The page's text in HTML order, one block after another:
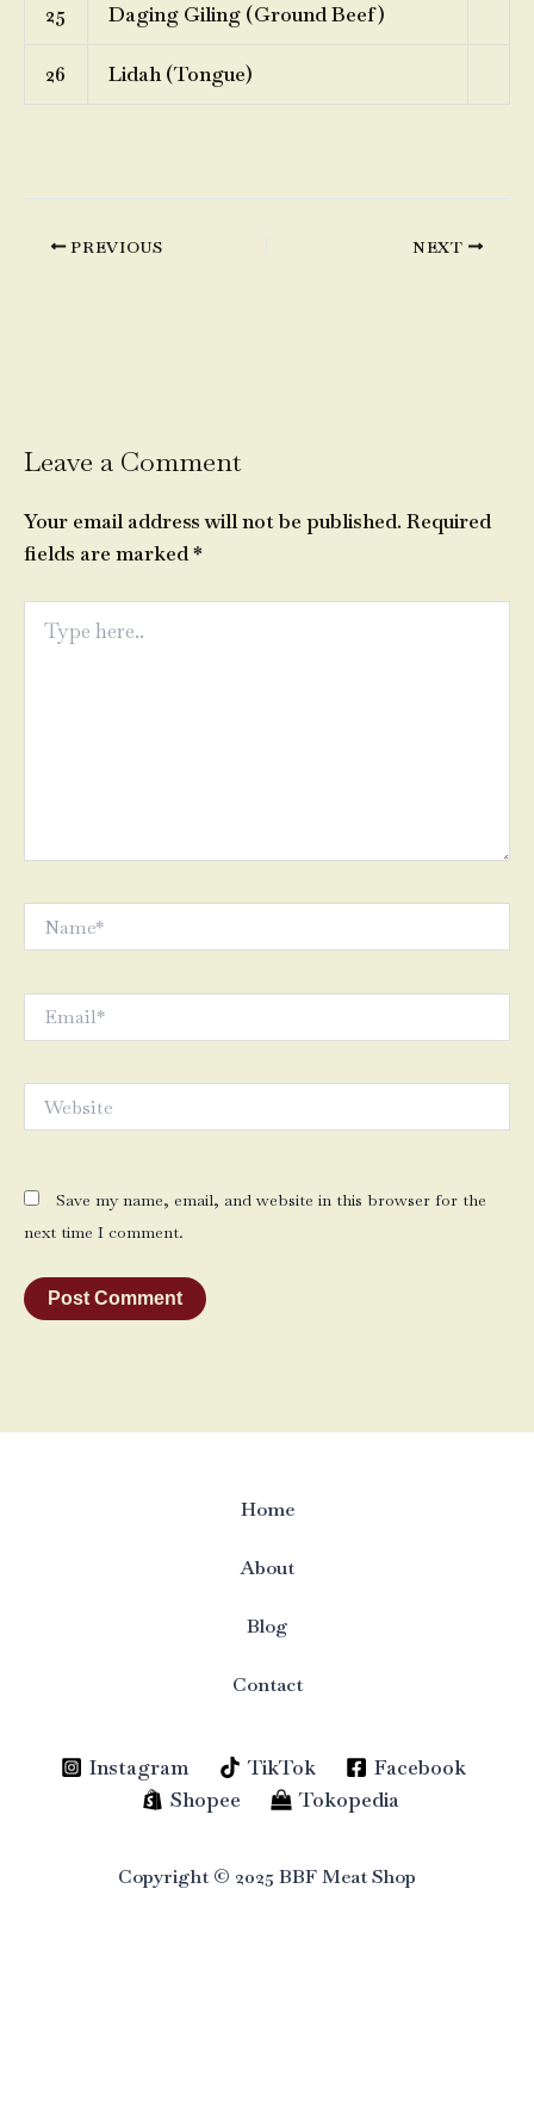
25 Daging Giling (Ground Beef)
26 Lidah (Tongue)
PREVIOUS NEXT
Leave a Comment
Your email address will not be published. Required
fields are marked*
here..
Save my name, email, and website in this browser for the
next time I comment.
Home
About
Blog
Contact
Instagram TikTok
Facebook
Shopee
Tokopedia
Copyright © 2025 BBF Meat Shop